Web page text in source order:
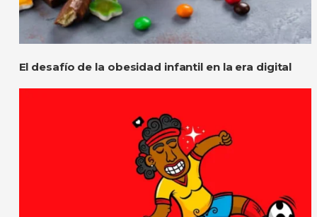
El desafío de la obesidad infantil en la era digital